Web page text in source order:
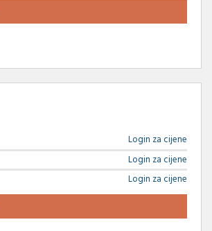
Login za cijene
Login za cijene
Login za cijene